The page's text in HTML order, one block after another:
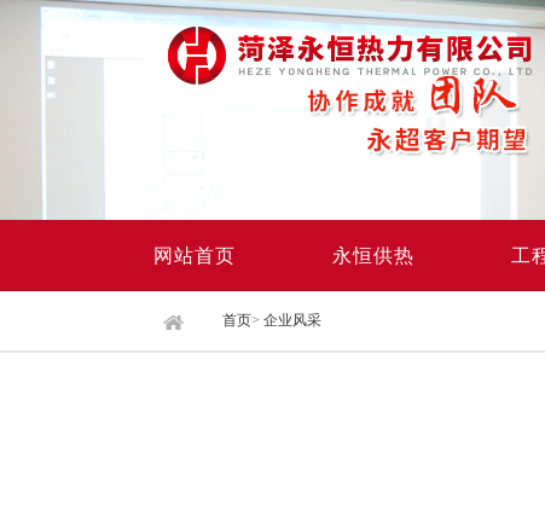
网站首页 永恒供热 工
首页> 企业风采